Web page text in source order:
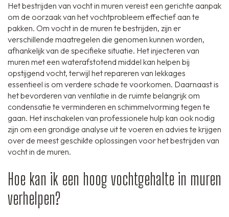
Het bestrijden van vocht in muren vereist een gerichte aanpak
om de oorzaak van het vochtprobleem effectief aan te
pakken. Om vocht in de muren te bestrijden, zijn er
verschillende maatregelen die genomen kunnen worden,
afhankelijk van de specifieke situatie. Het injecteren van
muren met een waterafstotend middel kan helpen bij
opstijgend vocht, terwijl het repareren van lekkages
essentieel is om verdere schade te voorkomen. Daarnaast is
het bevorderen van ventilatie in de ruimte belangrijk om
condensatie te verminderen en schimmelvorming tegen te
gaan. Het inschakelen van professionele hulp kan ook nodig
zijn om een grondige analyse uit te voeren en advies te krijgen
over de meest geschikte oplossingen voor het bestrijden van
vocht in de muren.
Hoe kan ik een hoog vochtgehalte in muren
verhelpen?